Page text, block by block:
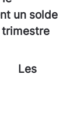
un solde
trimestre
Les